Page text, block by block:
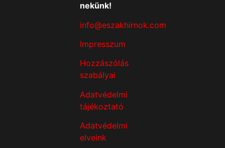
nekünk!
info@eszakhirnok.com
Impresszum
Hozzászólás
szabályai
Adatvédelmi
tájékoztató
Adatvédelmi
elveink